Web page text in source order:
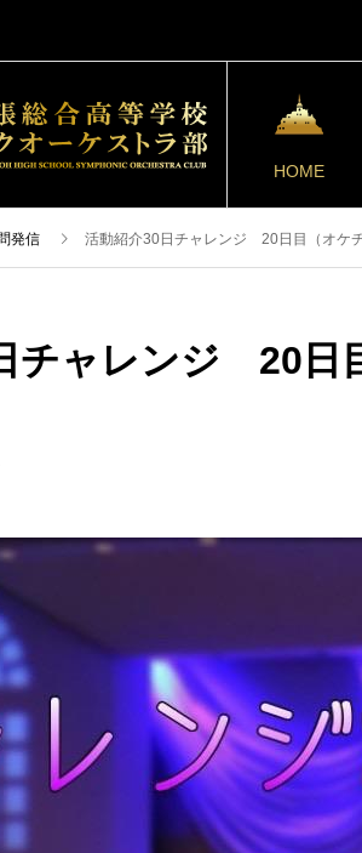
HOME
発信 活動紹介30日チャレンジ 20日目（オケ
チャレンジ 20日